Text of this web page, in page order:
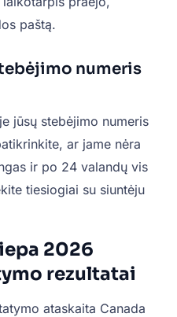
paštą.
numeris
jūsų stebėjimo numeris
ar jame nėra
ir po 24 valandų vis
tiesiogiai su siuntėju
2026
rezultatai
ataskaita Canada